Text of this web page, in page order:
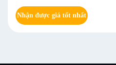
Nhận được giá tốt nhất